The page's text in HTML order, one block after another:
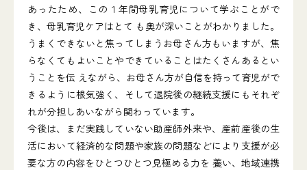
あったため、この１年間母乳育児について学ぶことがで
き、母乳育児ケアはとて も奥が深いことがわかりました。
うまくできないと焦ってしまうお母さん方もいますが、焦
らなくてもよいことやできていることはたくさんあるとい
うことを伝 えながら、お母さん方が自信を持って育児がで
きるように根気強く、そして退院後の継続支援にもそれぞ
れが分担しあいながら関わっています。
今後は、まだ実践していない助産師外来や、産前産後の生
活において経済的な問題や家族の問題などにより支援が必
要な方の内容をひとつひとつ見極める力を 養い、地域連携